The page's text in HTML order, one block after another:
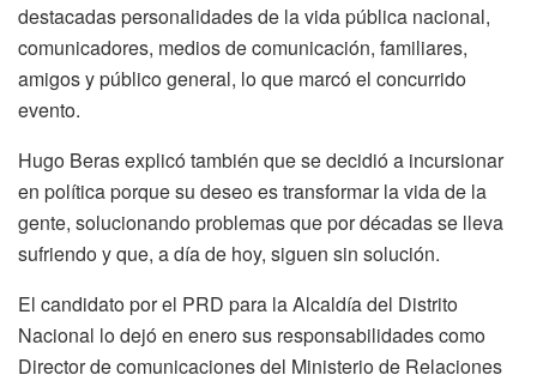
destacadas personalidades de la vida pública nacional,
comunicadores, medios de comunicación, familiares,
amigos y público general, lo que marcó el concurrido
evento.
Hugo Beras explicó también que se decidió a incursionar
en política porque su deseo es transformar la vida de la
gente, solucionando problemas que por décadas se lleva
sufriendo y que, a día de hoy, siguen sin solución.
El candidato por el PRD para la Alcaldía del Distrito
Nacional lo dejó en enero sus responsabilidades como
Director de comunicaciones del Ministerio de Relaciones